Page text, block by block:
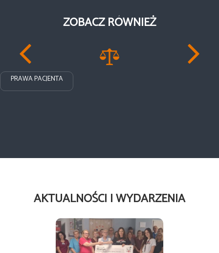
ZOBACZ RÓWNIEŻ
PRAWA PACJENTA
AKTUALNOŚCI I WYDARZENIA